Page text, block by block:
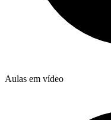
Aulas em vídeo